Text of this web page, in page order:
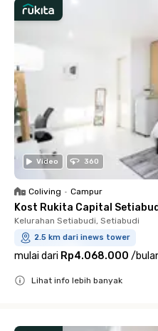
Video 360
Coliving • Campur
Kost Rukita Capital
Kelurahan Setiabudi, Setiabudi
2.5 km dari inews tower
mulai dari Rp4.068.000 /
Lihat info lebih banyak